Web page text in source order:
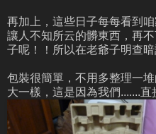
再加上，這些日子每每看到
讓人不知所云的髒東西，再
子呢！！所以在老爺子明查
包裝很簡單，不用多整理一
大一樣，這是因為我們.......直